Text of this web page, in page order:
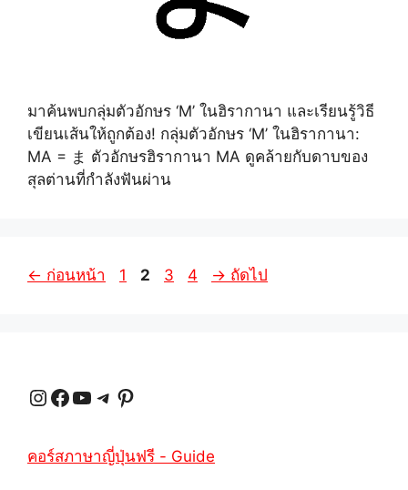
มาค้นพบกลุ่มตัวอักษร ‘M’ ในฮิรากานา และเรียนรู้วิธี
เขียนเส้นให้ถูกต้อง! กลุ่มตัวอักษร ‘M’ ในฮิรากานา:
MA = ま ตัวอักษรฮิรากานา MA ดูคล้ายกับดาบของ
สุลต่านที่กำลังฟันผ่าน
← ก่อนหน้า
หน้า
1
หน้า
2
หน้า
3
หน้า
4 → ถัดไป
Instagram Facebook YouTube Telegram Pinterest
คอร์สภาษาญี่ปุ่นฟรี - Guide